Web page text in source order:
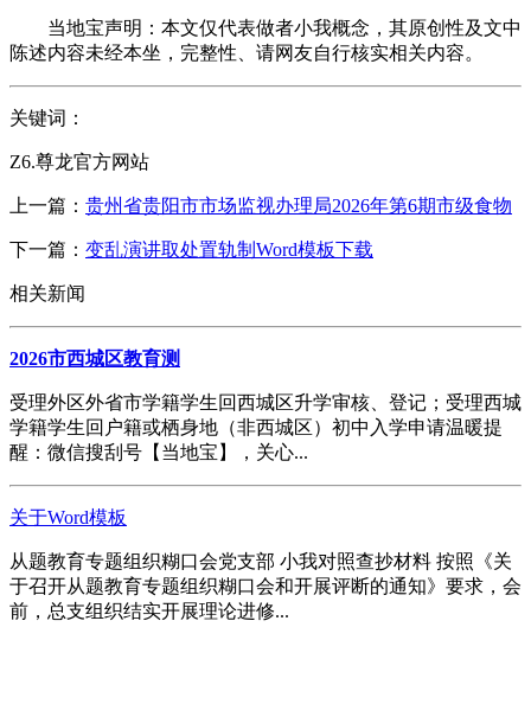
当地宝声明：本文仅代表做者小我概念，其原创性及文中
陈述内容未经本坐，完整性、请网友自行核实相关内容。
关键词：
Z6.尊龙官方网站
上一篇： 贵州省贵阳市市场监视办理局2026年第6期市级食物
下一篇： 变乱演讲取处置轨制Word模板下载
相关新闻
2026市西城区教育测
受理外区外省市学籍学生回西城区升学审核、登记；受理西城
学籍学生回户籍或栖身地（非西城区）初中入学申请温暖提
醒：微信搜刮号【当地宝】，关心...
关于Word模板
从题教育专题组织糊口会党支部 小我对照查抄材料 按照《关
于召开从题教育专题组织糊口会和开展评断的通知》要求，会
前，总支组织结实开展理论进修...